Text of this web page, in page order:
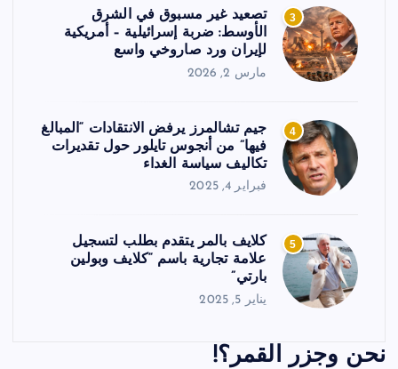
3
تصعيد غير مسبوق في الشرق
الأوسط: ضربة إسرائيلية – أمريكية
لإيران ورد صاروخي واسع
مارس 2, 2026
4
جيم تشالمرز يرفض الانتقادات “المبالغ
فيها” من أنجوس تايلور حول تقديرات
تكاليف سياسة الغداء
فبراير 4, 2025
5
كلايف بالمر يتقدم بطلب لتسجيل
علامة تجارية باسم “كلايف وبولين
بارتي”
يناير 5, 2025
نحن وجزر القمر؟!